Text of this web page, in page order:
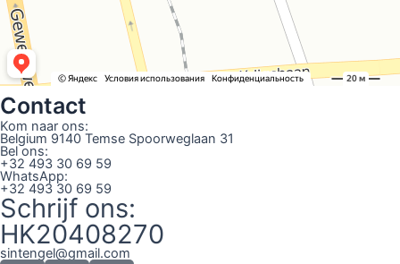
Contact
Kom naar ons:
Belgium 9140 Temse Spoorweglaan 31
Bel ons:
+32 493 30 69 59
WhatsApp:
+32 493 30 69 59
Schrijf ons:
HK20408270
sintengel@gmail.com